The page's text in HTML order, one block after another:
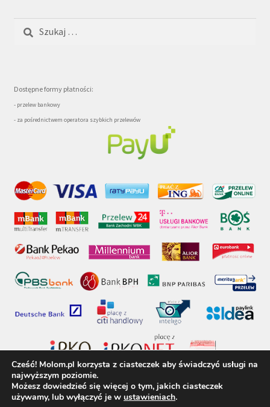
Dostępne formy płatności:
- przelew bankowy
- za pośrednictwem operatora szybkich przelewów
molom.pl © 2017 - Wszelkie prawa zastrzeżone
Cześć! Molom.pl korzysta z ciasteczek aby świadczyć usługi na
najwyższym poziomie.
Możesz dowiedzieć się więcej o tym, jakich ciasteczek
używamy, lub wyłączyć je w ustawieniach.